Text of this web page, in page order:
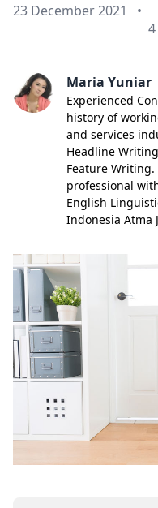
Published on
23 December 2021
•
4
Maria Yuniar
Experienced
history of
and services
Headline
Feature
professional
English
Indonesia Atma